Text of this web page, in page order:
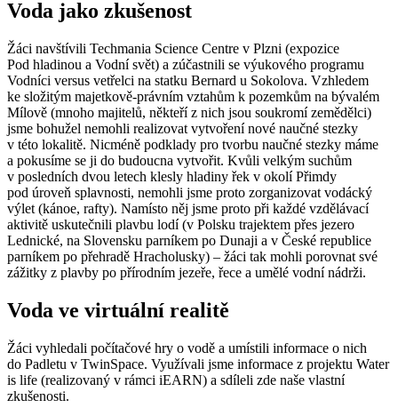
Voda jako zkušenost
Žáci navštívili Techmania Science Centre v Plzni (expozice
Pod hladinou a Vodní svět) a zúčastnili se výukového programu
Vodníci versus vetřelci na statku Bernard u Sokolova. Vzhledem
ke složitým majetkově-právním vztahům k pozemkům na bývalém
Mílově (mnoho majitelů, někteří z nich jsou soukromí zemědělci)
jsme bohužel nemohli realizovat vytvoření nové naučné stezky
v této lokalitě. Nicméně podklady pro tvorbu naučné stezky máme
a pokusíme se ji do budoucna vytvořit. Kvůli velkým suchům
v posledních dvou letech klesly hladiny řek v okolí Přimdy
pod úroveň splavnosti, nemohli jsme proto zorganizovat vodácký
výlet (kánoe, rafty). Namísto něj jsme proto při každé vzdělávací
aktivitě uskutečnili plavbu lodí (v Polsku trajektem přes jezero
Lednické, na Slovensku parníkem po Dunaji a v České republice
parníkem po přehradě Hracholusky) – žáci tak mohli porovnat své
zážitky z plavby po přírodním jezeře, řece a umělé vodní nádrži.
Voda ve virtuální realitě
Žáci vyhledali počítačové hry o vodě a umístili informace o nich
do Padletu v TwinSpace. Využívali jsme informace z projektu Water
is life (realizovaný v rámci iEARN) a sdíleli zde naše vlastní
zkušenosti.